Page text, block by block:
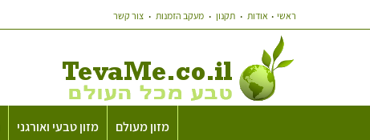
ראשי אודות תקנון מעקב הזמנות צור קשר
מזון מעולם מזון טבעי ואורגני